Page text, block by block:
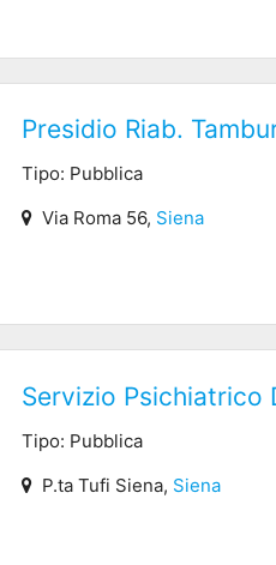
Presidio Riab.
Tipo: Pubblica
Via Roma 56, Siena
Servizio Psichiatrico
Tipo: Pubblica
P.ta Tufi Siena, Siena